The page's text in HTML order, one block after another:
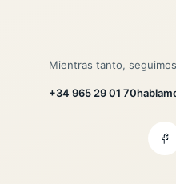
Mientras tanto,
+34 965 29 01 70